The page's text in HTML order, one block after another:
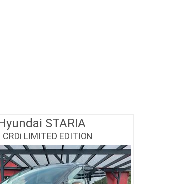
STARIA
CRDi LIMITED EDITION